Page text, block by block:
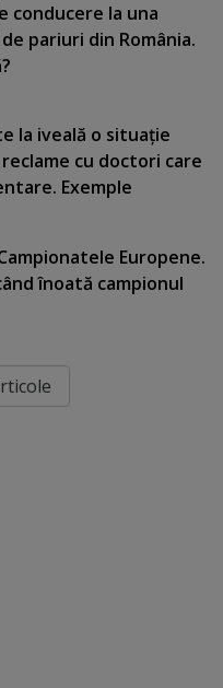
conducere la una
pariuri din România.
la iveală o situaţie
cu doctori care
Exemple
Europene.
înoată campionul